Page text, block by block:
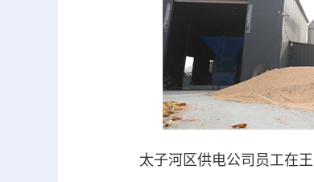
太子河区供电公司员工在